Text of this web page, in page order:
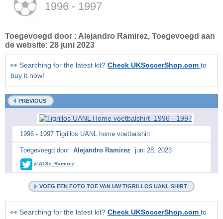
1996 - 1997
Toegevoegd door : Alejandro Ramirez, Toegevoegd aan
de website: 28 juni 2023
👀 Searching for the latest kit? Check UKSoccerShop.com to
buy it now!
PREVIOUS
1996 - 1997 Tigrillos UANL home voetbalshirt .
Toegevoegd door Alejandro Ramirez juni 28, 2023
@A13x_Ramirez
VOEG EEN FOTO TOE VAN UW TIGRILLOS UANL SHIRT
👀 Searching for the latest kit? Check UKSoccerShop.com to